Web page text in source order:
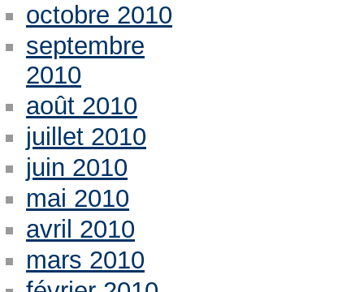
octobre 2010
septembre
2010
août 2010
juillet 2010
juin 2010
mai 2010
avril 2010
mars 2010